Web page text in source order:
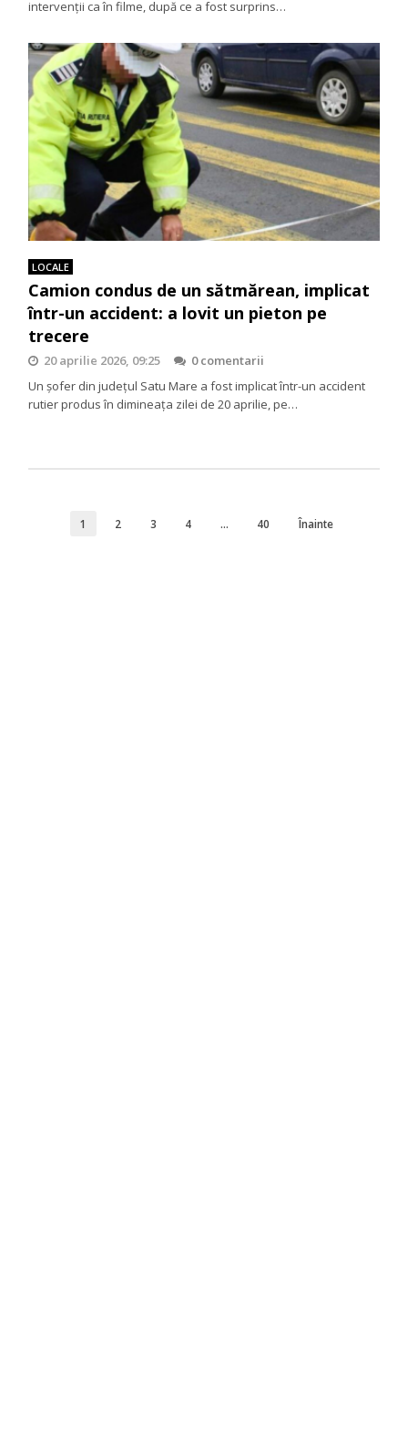
intervenții ca în filme, după ce a fost surprins…
LOCALE
Camion condus de un sătmărean, implicat
într-un accident: a lovit un pieton pe
trecere
20 aprilie 2026, 09:25
0 comentarii
Un șofer din județul Satu Mare a fost implicat într-un accident
rutier produs în dimineața zilei de 20 aprilie, pe…
1 2 3 4 … 40 Înainte